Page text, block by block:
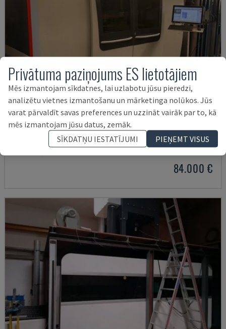
BYSPRINT FIBER 3015
BYSTRONIC - ŠĶIEDRAS LĀZERA GRIEŠANAS IEKĀRTA
84.000 €
Privātuma paziņojums ES lietotājiem
Mēs izmantojam sīkdatnes, lai uzlabotu jūsu pieredzi,
analizētu vietnes izmantošanu un mārketinga nolūkos. Jūs
varat pārvaldīt savas preferences un uzzināt vairāk par to, kā
mēs izmantojam jūsu datus, zemāk.
SĪKDATŅU IESTATĪJUMI
PIEŅEMT VISUS